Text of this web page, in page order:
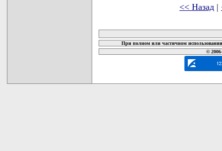
<< Назад |
При полном или частичном
©